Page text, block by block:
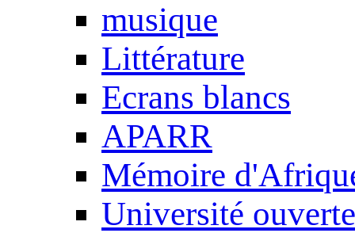
musique
Littérature
Ecrans blancs
APARR
Mémoire
Université ouverte